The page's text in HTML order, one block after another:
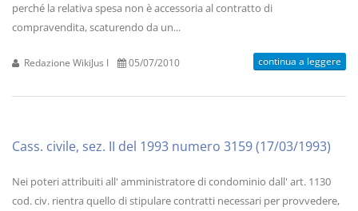
perché la relativa spesa non è accessoria al contratto di
compravendita, scaturendo da un...
Redazione WikiJus I 05/07/2010 continua a leggere
Cass. civile, sez. II del 1993 numero 3159 (17/03/1993)
Nei poteri attribuiti all' amministratore di condominio dall' art. 1130
cod. civ. rientra quello di stipulare contratti necessari per provvedere,